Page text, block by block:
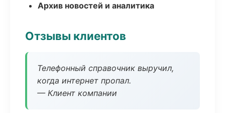
Архив новостей и аналитика
Отзывы клиентов
Телефонный справочник выручил,
когда интернет пропал.
— Клиент компании